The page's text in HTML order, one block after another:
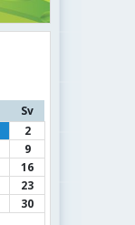
Sv
2
9
16
23
30